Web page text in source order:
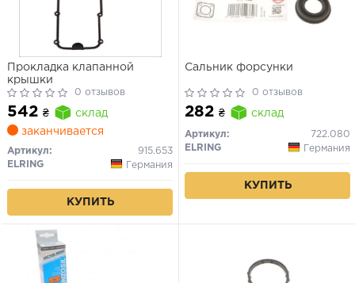
Прокладка клапанной
крышки
0 отзывов
542 ₴
склад
заканчивается
Артикул:
915.653
ELRING
Германия
КУПИТЬ
Сальник форсунки
0 отзывов
282 ₴ склад
Артикул:
722.080
ELRING
Германия
КУПИТЬ